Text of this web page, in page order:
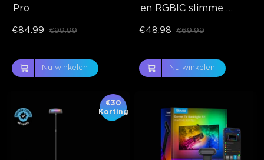
Pro
€84.99 €99.99
Nu winkelen
en RGBIC slimme
€48.98 €69.99
Nu winkelen
€30
Korting